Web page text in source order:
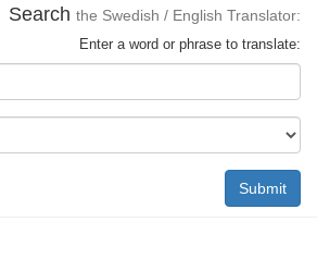
Search the Swedish / English Translator:
Enter a word or phrase to translate:
Submit